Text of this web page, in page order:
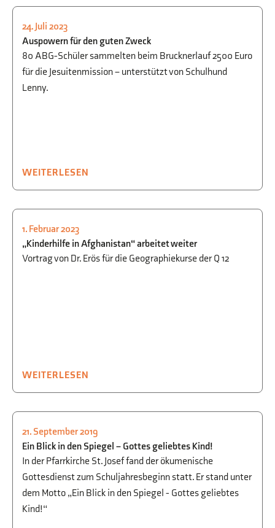
RELIGION/ETHIK
24. Juli 2023
Auspowern für den guten Zweck
80 ABG-Schüler sammelten beim Brucknerlauf 2500 Euro
für die Jesuitenmission – unterstützt von Schulhund
Lenny.
WEITERLESEN
RELIGION/ETHIK
1. Februar 2023
„Kinderhilfe in Afghanistan“ arbeitet weiter
Vortrag von Dr. Erös für die Geographiekurse der Q 12
WEITERLESEN
RELIGION/ETHIK
21. September 2019
Ein Blick in den Spiegel – Gottes geliebtes Kind!
In der Pfarrkirche St. Josef fand der ökumenische
Gottesdienst zum Schuljahresbeginn statt. Er stand unter
dem Motto „Ein Blick in den Spiegel - Gottes geliebtes
Kind!“